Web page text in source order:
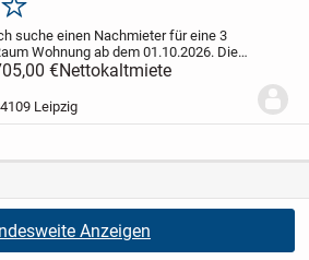
Merken
suche einen Nachmieter für eine 3
Wohnung ab dem 01.10.2026. Die
befindet sich im Leipziger
Osten, Dachgeschoss, Bad mit Wanne
Fenster, Gäste-WC, Abstellraum in
Wohnung....
€Nettokaltmiete
Leipzig
Anzeigen